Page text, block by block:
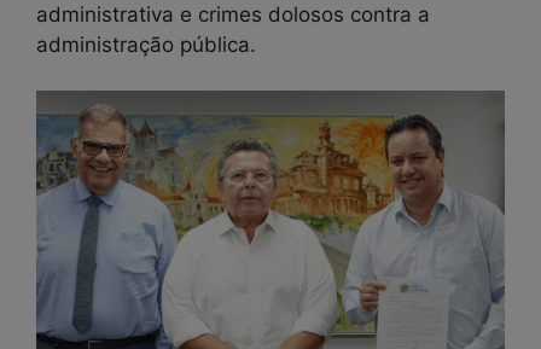
administrativa e crimes dolosos contra a
administração pública.